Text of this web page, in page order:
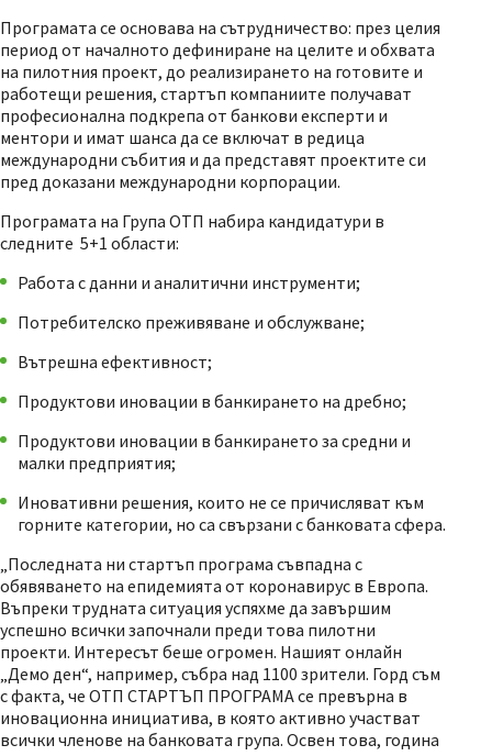
Програмата се основава на сътрудничество: през целия
период от началното дефиниране на целите и обхвата
на пилотния проект, до реализирането на готовите и
работещи решения, стартъп компаниите получават
професионална подкрепа от банкови експерти и
ментори и имат шанса да се включат в редица
международни събития и да представят проектите си
пред доказани международни корпорации.
Програмата на Група ОТП набира кандидатури в
следните 5+1 области:
Работа с данни и аналитични инструменти;
Потребителско преживяване и обслужване;
Вътрешна ефективност;
Продуктови иновации в банкирането на дребно;
Продуктови иновации в банкирането за средни и
малки предприятия;
Иновативни решения, които не се причисляват към
горните категории, но са свързани с банковата сфера.
„Последната ни стартъп програма съвпадна с
обявяването на епидемията от коронавирус в Европа.
Въпреки трудната ситуация успяхме да завършим
успешно всички започнали преди това пилотни
проекти. Интересът беше огромен. Нашият онлайн
„Демо ден“, например, събра над 1100 зрители. Горд съм
с факта, че ОТП СТАРТЪП ПРОГРАМА се превърна в
иновационна инициатива, в която активно участват
всички членове на банковата група. Освен това, година